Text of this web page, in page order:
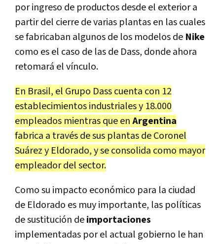
por ingreso de productos desde el exterior a
partir del cierre de varias plantas en las cuales
se fabricaban algunos de los modelos de Nike
como es el caso de las de Dass, donde ahora
retomará el vínculo.
En Brasil, el Grupo Dass cuenta con 12
establecimientos industriales y 18.000
empleados mientras que enArgentina
fabrica a través de sus plantas de Coronel
Suárez y Eldorado, y se consolida como mayor
empleador del sector.
Como su impacto económico para la ciudad
de Eldorado es muy importante, las políticas
de sustitución deimportaciones
implementadas por el actual gobierno le han